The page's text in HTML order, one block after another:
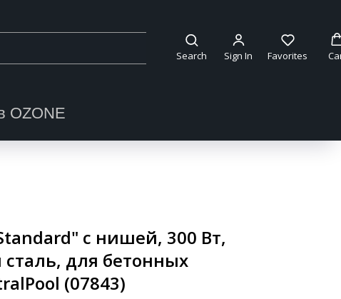
Search Sign In Favorites
OZONE
с нишей, 300 Вт,
для бетонных
(07843)